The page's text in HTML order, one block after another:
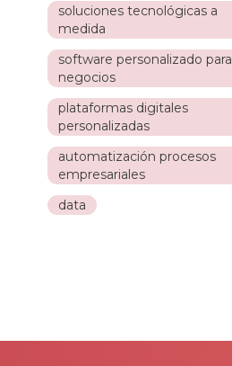
soluciones tecnológicas a
medida
software personalizado para
negocios
plataformas digitales
personalizadas
automatización procesos
empresariales
data